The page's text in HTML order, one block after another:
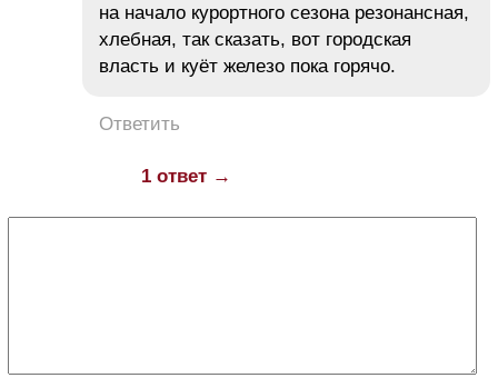
на начало курортного сезона резонансная,
хлебная, так сказать, вот городская
власть и куёт железо пока горячо.
Ответить
1 ответ →